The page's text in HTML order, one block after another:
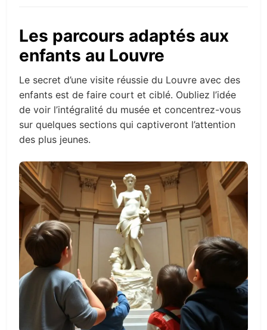
Les parcours adaptés aux
enfants au Louvre
Le secret d’une visite réussie du Louvre avec des
enfants est de faire court et ciblé. Oubliez l’idée
de voir l’intégralité du musée et concentrez-vous
sur quelques sections qui captiveront l’attention
des plus jeunes.